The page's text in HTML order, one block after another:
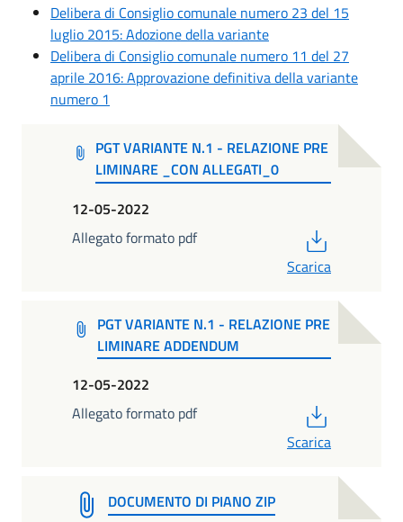
Delibera di Consiglio comunale numero 23 del 15
luglio 2015: Adozione della variante
Delibera di Consiglio comunale numero 11 del 27
aprile 2016: Approvazione definitiva della variante
numero 1
PGT VARIANTE N.1 - RELAZIONE PRE
LIMINARE _CON ALLEGATI_0
12-05-2022
Allegato formato pdf
Scarica
PGT VARIANTE N.1 - RELAZIONE PRE
LIMINARE ADDENDUM
12-05-2022
Allegato formato pdf
Scarica
DOCUMENTO DI PIANO ZIP